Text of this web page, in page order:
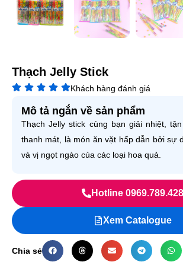
Thạch Jelly Stick
Khách hàng đánh giá
Mô tả ngắn về sản phẩm
Thạch Jelly stick cùng bạn giải nhiệt,
thanh mát, là món ăn vặt hấp dẫn bởi sự
và vị ngọt ngào của các loại hoa quả.
Hotline 0969.789.428
Xem Catalogue
Chia sẻ